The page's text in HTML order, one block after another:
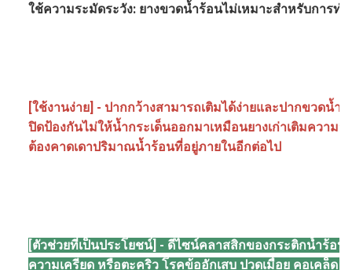
ใช้ความระมัดระวัง: ยางขวดน้ำร้อนไม่เหมาะสำหรับการท
[ใช้งานง่าย] - ปากกว้างสามารถเติมได้ง่ายและปากขวดน้
ปิดป้องกันไม่ให้น้ำกระเด็นออกมาเหมือนยางเก่าเติมความ
ต้องคาดเดาปริมาณน้ำร้อนที่อยู่ภายในอีกต่อไป
[ตัวช่วยที่เป็นประโยชน์] - ดีไซน์คลาสสิกของกระติกน้ำร้อน
ความเครียด หรือตะคริว โรคข้ออักเสบ ปวดเมื่อย คอเคล็